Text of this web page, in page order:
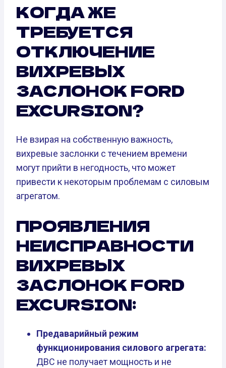
КОГДА ЖЕ
ТРЕБУЕТСЯ
ОТКЛЮЧЕНИЕ
ВИХРЕВЫХ
ЗАСЛОНОК FORD
EXCURSION?
Не взирая на собственную важность,
вихревые заслонки с течением времени
могут прийти в негодность, что может
привести к некоторым проблемам с силовым
агрегатом.
ПРОЯВЛЕНИЯ
НЕИСПРАВНОСТИ
ВИХРЕВЫХ
ЗАСЛОНОК FORD
EXCURSION:
Предаварийный режим
функционирования силового агрегата:
ДВС не получает мощность и не